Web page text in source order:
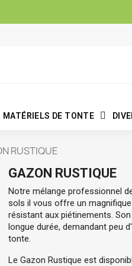
MATÉRIELS DE TONTE
RUSTIQUE
GAZON RUSTIQUE
Notre mélange professionnel
sols il vous offre un
résistant aux piétinements.
longue durée, demandant peu
tonte.
Le Gazon Rustique est